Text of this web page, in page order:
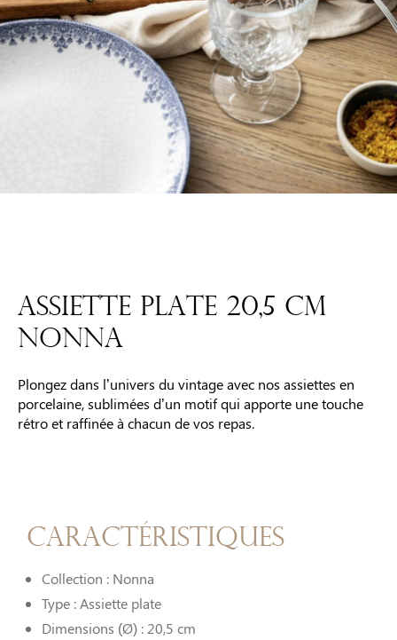
ASSIETTE PLATE 20,5 CM
NONNA
Plongez dans l’univers du vintage avec nos assiettes en
porcelaine, sublimées d’un motif qui apporte une touche
rétro et raffinée à chacun de vos repas.
Caractéristiques
Collection : Nonna
Type : Assiette plate
Dimensions (Ø) : 20,5 cm